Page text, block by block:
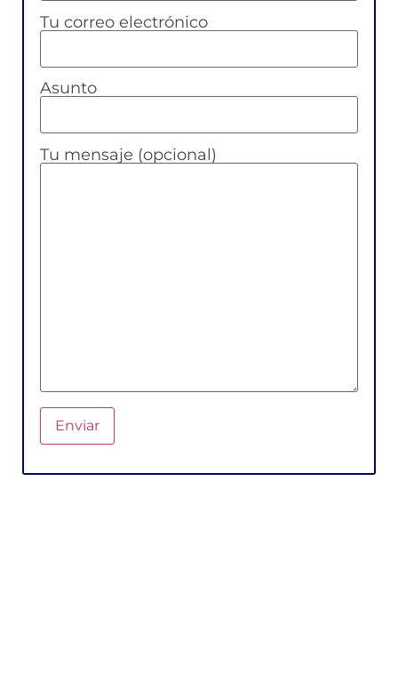
Tu correo electrónico
Asunto
Tu mensaje (opcional)